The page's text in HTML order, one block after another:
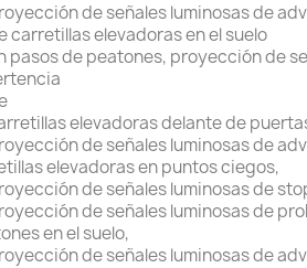
de señales luminosas de
carretillas elevadoras en el suelo
pasos de peatones, proyección de
elevadoras delante de
de señales luminosas de
elevadoras en puntos ciegos,
de señales luminosas de
de señales luminosas de
en el suelo,
de señales luminosas de